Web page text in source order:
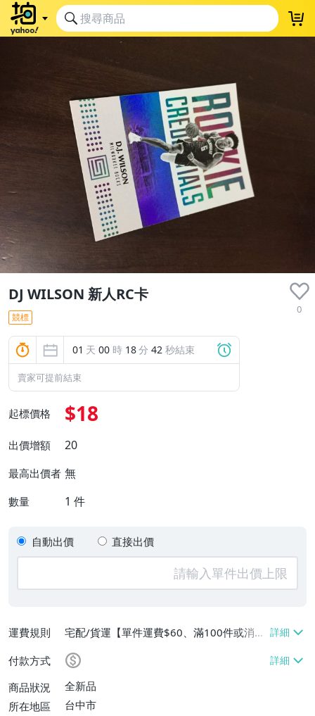
DJ WILSON 新人RC卡
0
競標
01 天 00 時 18分 42 秒結束
賣家可提前結束
起標價格 $18
出價增額 20
最高出價者 無
數量 1 件
自動出價 直接出價
運費規則
宅配/貨運【單件運費$60、滿100件或消費
滿$9999免運費】
付款方式
商品狀況
全新品
所在地區
台中市